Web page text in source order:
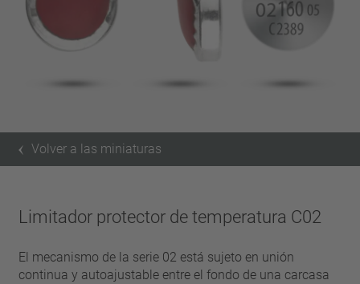
Volver a las miniaturas
Limitador protector de temperatura C02
El mecanismo de la serie 02 está sujeto en unión
continua y autoajustable entre el fondo de una carcasa